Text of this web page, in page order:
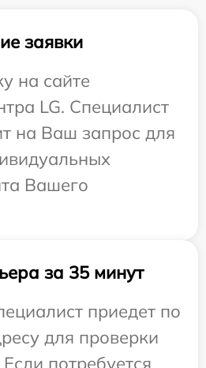
заявки
на сайте
LG. Специалист
на Ваш запрос для
Вашего
за 35 минут
приедет по
для проверки
потребуется